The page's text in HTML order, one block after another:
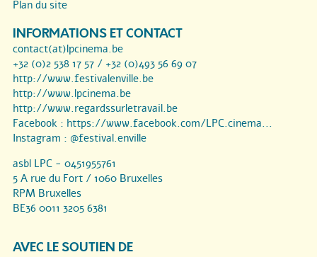
Plan du site
INFORMATIONS ET CONTACT
contact(at)lpcinema.be
+32 (0)2 538 17 57 / +32 (0)493 56 69 07
http://www.festivalenville.be
http://www.lpcinema.be
http://www.regardssurletravail.be
Facebook : https://www.facebook.com/LPC.cinema...
Instagram : @festival.enville
asbl LPC - 0451955761
5 A rue du Fort / 1060 Bruxelles
RPM Bruxelles
BE36 0011 3205 6381
AVEC LE SOUTIEN DE